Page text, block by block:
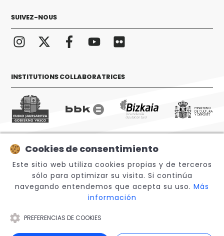
SUIVEZ-NOUS
INSTITUTIONS COLLABORATRICES
© 2026 Sabino Arana Fundazioa
Note légale
Cookies de consentimiento
Este sitio web utiliza cookies propias y de terceros
sólo para optimizar su visita. Si continúa
navegando entendemos que acepta su uso. Más
información
PREFERENCIAS DE COOKIES